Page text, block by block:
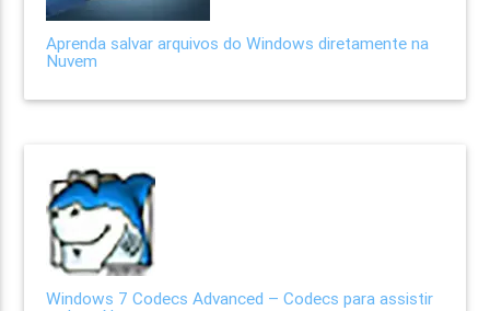
Aprenda salvar arquivos do Windows diretamente na
Nuvem
Windows 7 Codecs Advanced – Codecs para assistir